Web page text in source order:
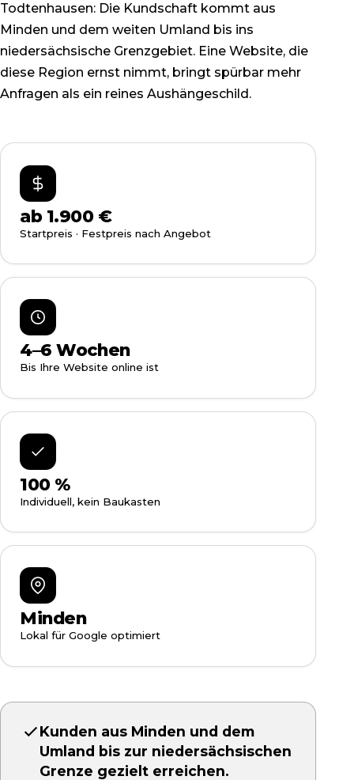
Todtenhausen: Die Kundschaft kommt aus
Minden und dem weiten Umland bis ins
niedersächsische Grenzgebiet. Eine Website, die
diese Region ernst nimmt, bringt spürbar mehr
Anfragen als ein reines Aushängeschild.
ab 1.900 €
Startpreis · Festpreis nach Angebot
4–6 Wochen
Bis Ihre Website online ist
100 %
Individuell, kein Baukasten
Minden
Lokal für Google optimiert
Kunden aus Minden und dem
Umland bis zur niedersächsischen
Grenze gezielt erreichen.